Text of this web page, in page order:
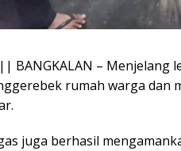
BANGKALAN – Menjelang
rumah warga
juga berhasil